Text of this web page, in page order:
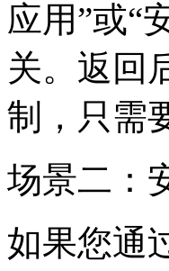
应用”或“
关。返回
制，只需
场景二：
如果您通